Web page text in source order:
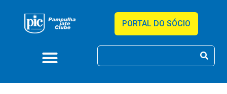
PORTAL DO SÓCIO